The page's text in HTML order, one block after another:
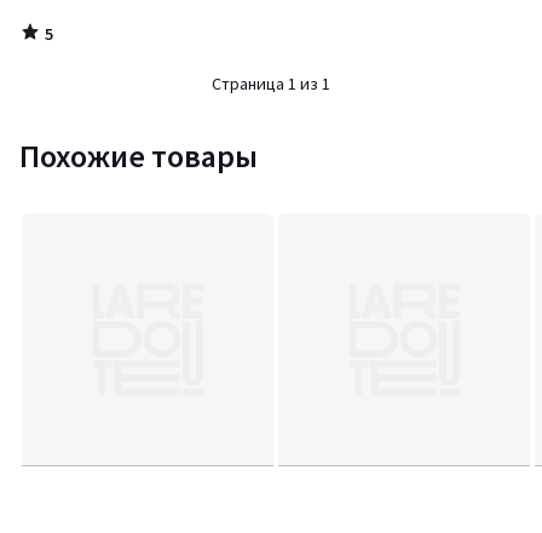
5
/
Страница 1 из 1
Похожие товары